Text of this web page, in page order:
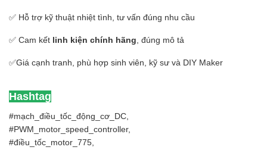
✅ Hỗ trợ kỹ thuật nhiệt tình, tư vấn đúng nhu cầu
✅ Cam kết linh kiện chính hãng , đúng mô tả
✅Giá cạnh tranh, phù hợp sinh viên, kỹ sư và DIY Maker
Hashtag
#mạch_điều_tốc_động_cơ_DC,
#PWM_motor_speed_controller,
#điều_tốc_motor_775,